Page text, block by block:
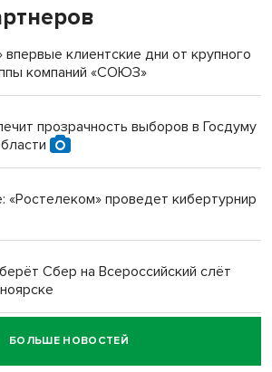
в новосибирском селе лошади
срок за избиение врачей
с женой вошли в топ-16
ВТБ открылось в Искитиме
клиентские дни от крупного
компаний «СОЮЗ»
прозрачность выборов в Госдуму
«Ростелеком» проведет кибертурнир
Сбер на Всероссийский слёт
обеспечит
ЕДГ в Новосибирской
БОЛЬШЕ НОВОСТЕЙ